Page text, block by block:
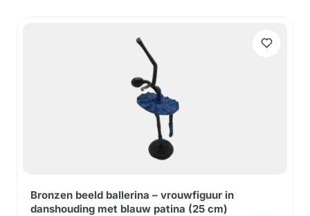
Bronzen beeld ballerina – vrouwfiguur in
danshouding met blauw patina (25 cm)